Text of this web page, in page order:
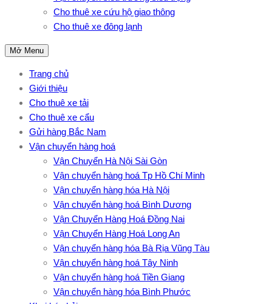
Cho thuê xe cứu hộ giao thông
Cho thuê xe đông lạnh
Mở Menu
Trang chủ
Giới thiệu
Cho thuê xe tải
Cho thuê xe cẩu
Gửi hàng Bắc Nam
Vận chuyển hàng hoá
Vận Chuyển Hà Nội Sài Gòn
Vận chuyển hàng hoá Tp Hồ Chí Minh
Vận chuyển hàng hóa Hà Nội
Vận chuyển hàng hoá Bình Dương
Vận Chuyển Hàng Hoá Đồng Nai
Vận Chuyển Hàng Hoá Long An
Vận chuyển hàng hóa Bà Rịa Vũng Tàu
Vận chuyển hàng hoá Tây Ninh
Vận chuyển hàng hoá Tiền Giang
Vận chuyển hàng hóa Bình Phước